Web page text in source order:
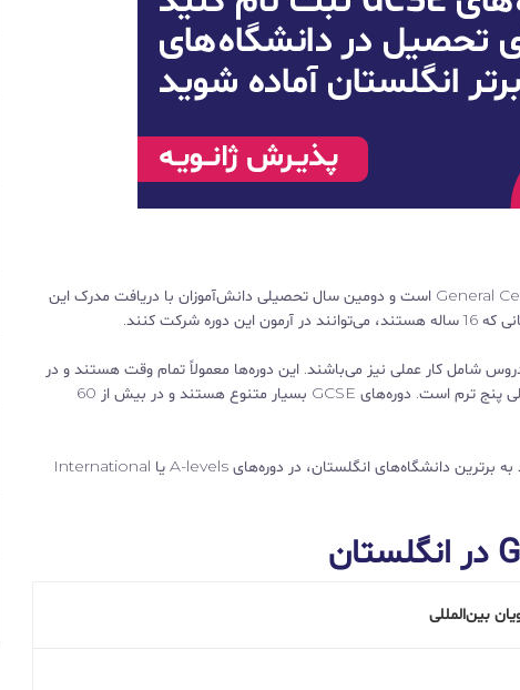
در انگلستان، GCSE مخفف General Certificate of Secondary Education است و دومین سال تحصیلی دانش‌آموزان با دریافت مدرک این
کنند.
شامل کار عملی نیز می‌باشند. این دوره‌ها معمولاً تمام وقت هستند و در
مدارس شبانه روزی وکالج‌ها ارائه می‌شوند. مدت زمان این دوره‌ها سه الی پنج ترم است. دوره‌های GCSE بسیار متنوع هستند و در بیش از 60
این دوره‌ها برای دانش‌آموزانی طراحی شده‌اند که می‌خواهند قبل از ورود به برترین دانشگاه‌های انگلستان، در دوره‌های A-levels یا International